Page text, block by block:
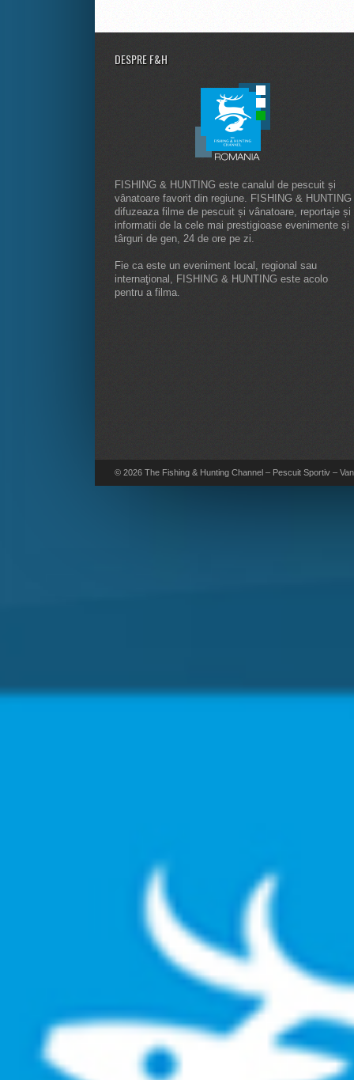
DESPRE F&H
FISHING & HUNTING este canalul de pescuit și
vânatoare favorit din regiune. FISHING & HUNTING
difuzeaza filme de pescuit și vânatoare, reportaje și
informatii de la cele mai prestigioase evenimente și
târguri de gen, 24 de ore pe zi.
Fie ca este un eveniment local, regional sau
internaţional, FISHING & HUNTING este acolo
pentru a filma.
© 2026 The Fishing & Hunting Channel – Pescuit Sportiv –